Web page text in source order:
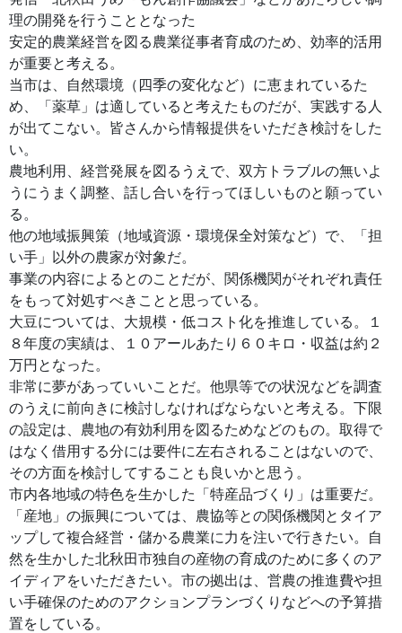
理の開発を行うこととなった
安定的農業経営を図る農業従事者育成のため、効率的活用
が重要と考える。
当市は、自然環境（四季の変化など）に恵まれているた
め、「薬草」は適していると考えたものだが、実践する人
が出てこない。皆さんから情報提供をいただき検討をした
い。
農地利用、経営発展を図るうえで、双方トラブルの無いよ
うにうまく調整、話し合いを行ってほしいものと願ってい
る。
他の地域振興策（地域資源・環境保全対策など）で、「担
い手」以外の農家が対象だ。
事業の内容によるとのことだが、関係機関がそれぞれ責任
をもって対処すべきことと思っている。
大豆については、大規模・低コスト化を推進している。１
８年度の実績は、１０アールあたり６０キロ・収益は約２
万円となった。
非常に夢があっていいことだ。他県等での状況などを調査
のうえに前向きに検討しなければならないと考える。下限
の設定は、農地の有効利用を図るためなどのもの。取得で
はなく借用する分には要件に左右されることはないので、
その方面を検討してすることも良いかと思う。
市内各地域の特色を生かした「特産品づくり」は重要だ。
「産地」の振興については、農協等との関係機関とタイア
ップして複合経営・儲かる農業に力を注いで行きたい。自
然を生かした北秋田市独自の産物の育成のために多くのア
イディアをいただきたい。市の拠出は、営農の推進費や担
い手確保のためのアクションプランづくりなどへの予算措
置をしている。